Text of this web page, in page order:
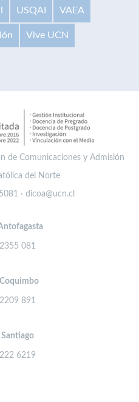
USQAI VAEA
Vive UCN
de Comunicaciones y Admisión
del Norte
· dicoa@ucn.cl
081
891
6219